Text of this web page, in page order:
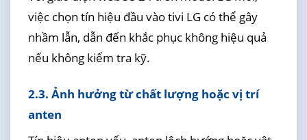
việc chọn tín hiệu đầu vào tivi LG có thể gây
nhầm lẫn, dẫn đến khắc phục không hiệu quả
nếu không kiểm tra kỹ.
2.3. Ảnh hưởng từ chất lượng hoặc vị trí
anten